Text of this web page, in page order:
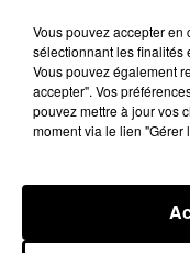
Publié : 14 juin
prévu de
Warrior et Mask
Fil actus
Vous pouvez accepter en
sélectionnant les finalités
Vous pouvez également
accepter". Vos
pouvez mettre à jour vos
moment via le lien "Gérer